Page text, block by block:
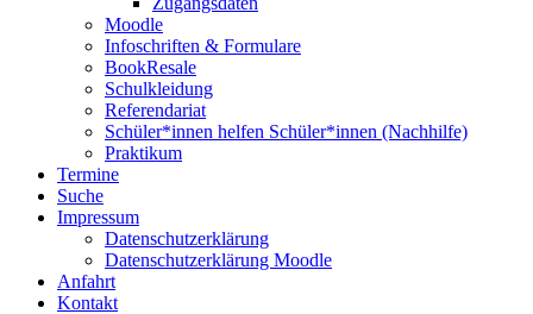
Moodle
Infoschriften & Formulare
BookResale
Schulkleidung
Referendariat
Schüler*innen helfen Schüler*innen (Nachhilfe)
Praktikum
Termine
Suche
Impressum
Datenschutzerklärung
Datenschutzerklärung Moodle
Anfahrt
Kontakt